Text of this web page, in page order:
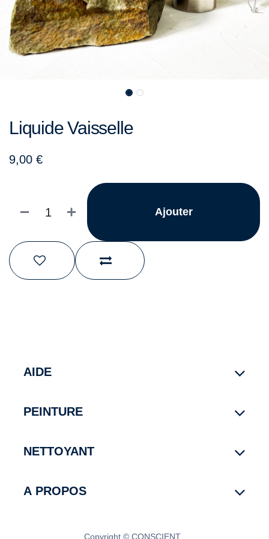
Liquide Vaisselle
9,00 €
Ajouter
AIDE
PEINTURE
NETTOYANT
A PROPOS
Copyright © CONSCIENT